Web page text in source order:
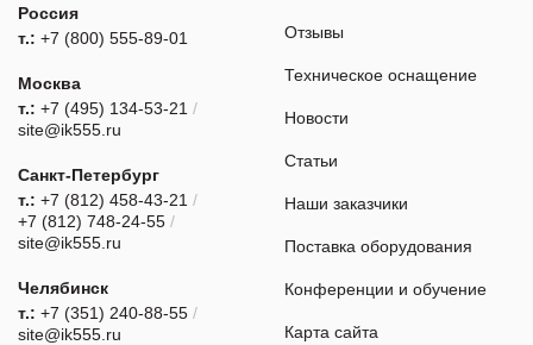
Россия
т.: +7 (800) 555-89-01
Москва
т.: +7 (495) 134-53-21 /
site@ik555.ru
Санкт-Петербург
т.: +7 (812) 458-43-21 /
+7 (812) 748-24-55 /
site@ik555.ru
Челябинск
т.: +7 (351) 240-88-55 /
site@ik555.ru
Отзывы
Техническое оснащение
Новости
Статьи
Наши заказчики
Поставка оборудования
Конференции и обучение
Карта сайта